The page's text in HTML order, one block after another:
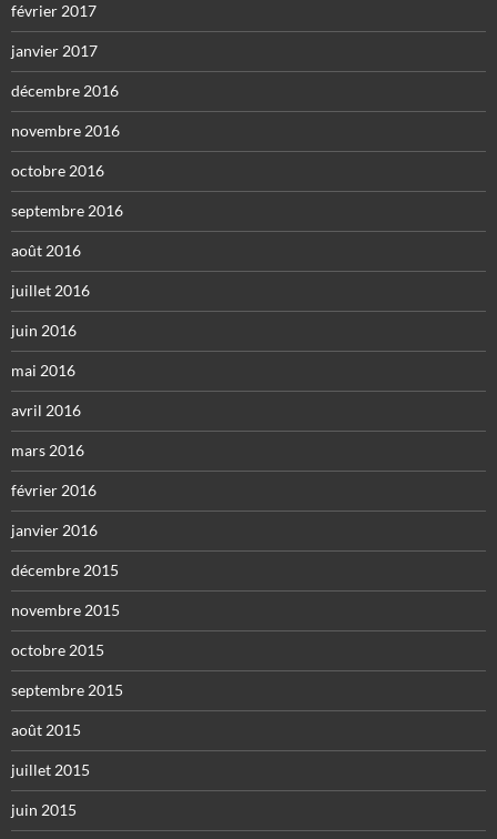
février 2017
janvier 2017
décembre 2016
novembre 2016
octobre 2016
septembre 2016
août 2016
juillet 2016
juin 2016
mai 2016
avril 2016
mars 2016
février 2016
janvier 2016
décembre 2015
novembre 2015
octobre 2015
septembre 2015
août 2015
juillet 2015
juin 2015